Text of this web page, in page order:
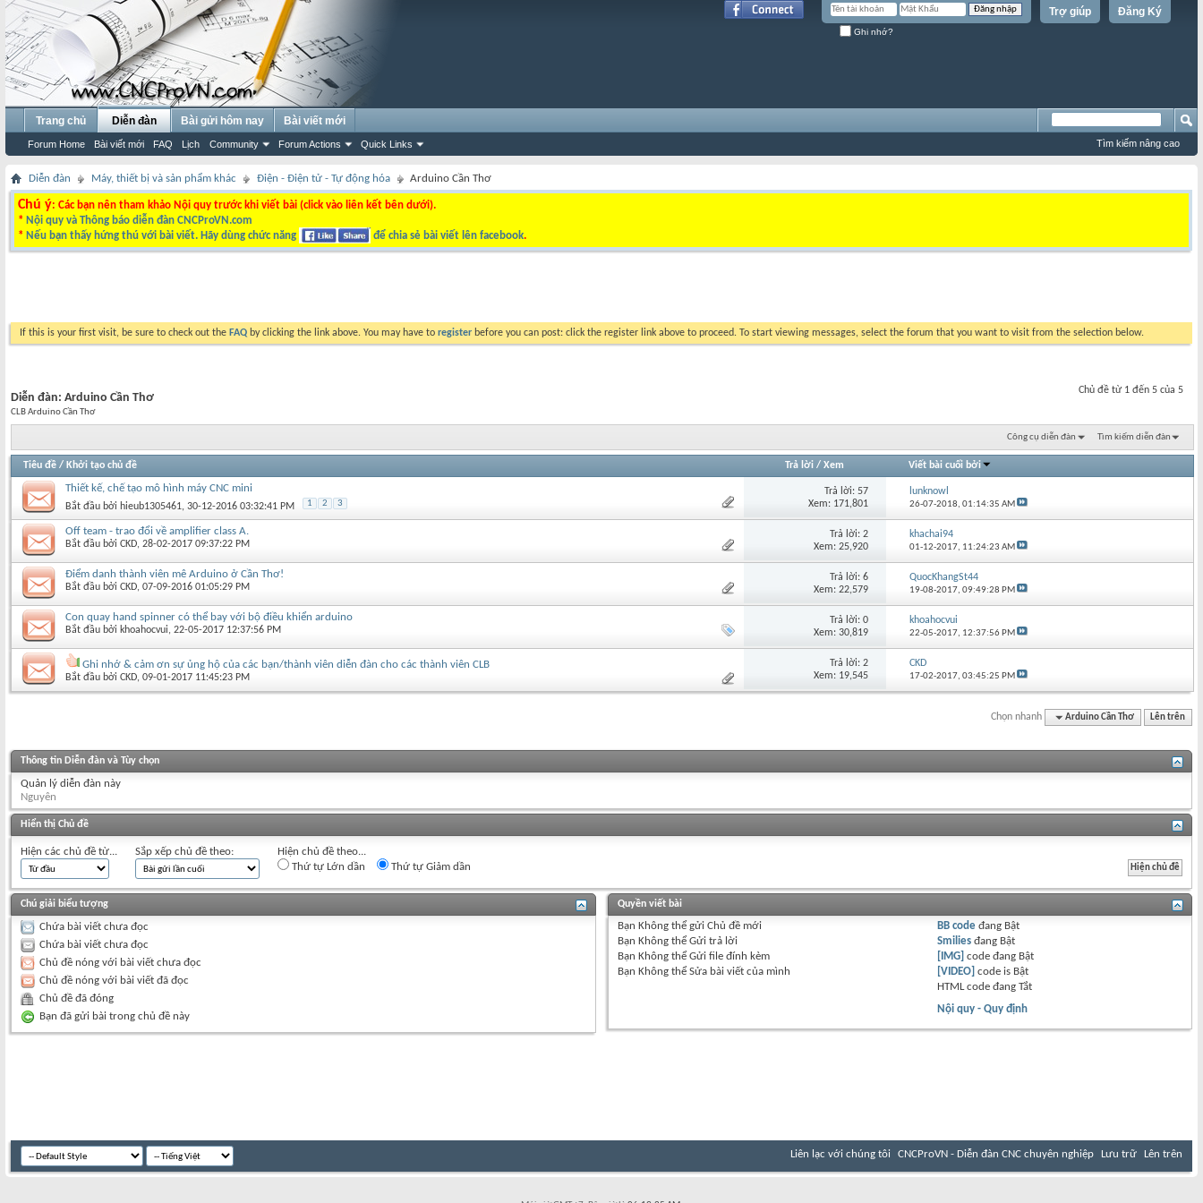
Đăng Ký
Trợ giúp
Ghi nhớ?
Trang chủ Diễn đàn
Forum Home Bài viết mới FAQ Lịch Community Forum Actions Quick Links
Bài gửi hôm nay Bài viết mới
Tìm kiếm nâng cao
Diễn đàn Máy, thiết bị và sản phẩm khác Điện - Điện tử - Tự động hóa Arduino Cần Thơ
Chú ý: Các bạn nên tham khảo Nội quy trước khi viết bài (click vào liên kết bên dưới).
* Nội quy và Thông báo diễn đàn CNCProVN.com
* Nếu bạn thấy hứng thú với bài viết. Hãy dùng chức năng để chia sẻ bài viết lên facebook.
If this is your first visit, be sure to check out the FAQ by clicking the link above. You may have to register before you can post: click the register link above to proceed. To start viewing messages, select the forum that you want to visit from the selection below.
Chủ đề từ 1 đến 5 của 5
Diễn đàn: Arduino Cần Thơ
CLB Arduino Cần Thơ
Công cụ diễn đàn Tìm kiếm diễn đàn
Tiêu đề / Khởi tạo chủ đề Trả lời/ Xem Viết bài cuối bởi
Thiết kế, chế tạo mô hình máy CNC mini
Bắt đầu bởi hieub1305461‎, 30-12-2016 03:32:41 PM 1 2 3
Trả lời: 57
Xem: 171,801
lunknowl
26-07-2018,01:14:35 AM
Off team - trao đổi về amplifier class A.
Bắt đầu bởi CKD‎, 28-02-2017 09:37:22 PM
Trả lời: 2
Xem: 25,920
khachai94
01-12-2017, 11:24:23 AM
Điểm danh thành viên mê Arduino ở Cần Thơ!
Bắt đầu bởi CKD‎, 07-09-2016 01:05:29 PM
Trả lời: 6
Xem: 22,579
QuocKhangSt44
19-08-2017,09:49:28 PM
Con quay hand spinner có thể bay với bộ điều khiển arduino
Bắt đầu bởi khoahocvui‎, 22-05-2017 12:37:56 PM
Trả lời: 0
Xem: 30,819
khoahocvui
22-05-2017, 12:37:56 PM
Ghi nhớ & cảm ơn sự ủng hộ của các bạn/thành viên diễn đàn cho các thành viên CLB
Bắt đầu bởi CKD‎, 09-01-2017 11:45:23 PM
Trả lời: 2
Xem: 19,545
CKD
17-02-2017,03:45:25 PM
Chọn nhanh Arduino Cần Thơ Lên trên
Thông tin Diễn đàn và Tùy chọn
Quản lý diễn đàn này
Nguyên
Hiển thị Chủ đề
Hiện các chủ đề từ... Sắp xếp chủ đề theo:
Hiện chủ đề theo...
Thứ tự Lớn dần
Thứ tự Giảm dần
Chú giải biểu tượng
Chứa bài viết chưa đọc
Chứa bài viết chưa đọc
Chủ đề nóng với bài viết chưa đọc
Chủ đề nóng với bài viết đã đọc
Chủ đề đã đóng
Bạn đã gửi bài trong chủ đề này
Quyền viết bài
Bạn Không thểgửi Chủ đề mới
Bạn Không thểGửi trả lời
Bạn Không thểGửi file đính kèm
Bạn Không thểSửa bài viết của mình
BB code đang Bật
Smilies đang Bật
[IMG] code đang Bật
[VIDEO] code is Bật
HTML code đangTắt
Nội quy - Quy định
Liên lạc với chúng tôi CNCProVN - Diễn đàn CNC chuyên nghiệp Lưu trữ Lên trên